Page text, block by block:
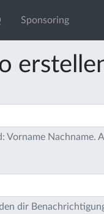
Sponsoring
Vorname Nachname.
dir